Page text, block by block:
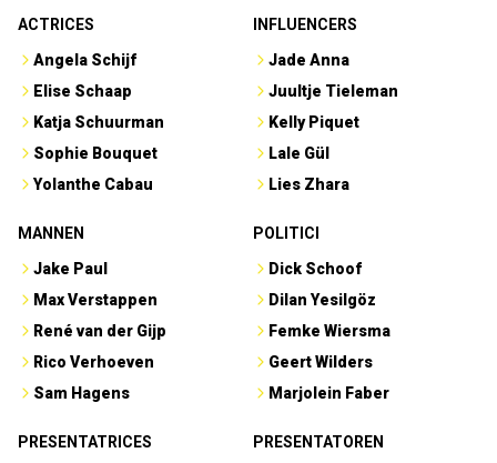
ACTRICES
Angela Schijf
Elise Schaap
Katja Schuurman
Sophie Bouquet
Yolanthe Cabau
INFLUENCERS
Jade Anna
Juultje Tieleman
Kelly Piquet
Lale Gül
Lies Zhara
MANNEN
Jake Paul
Max Verstappen
René van der Gijp
Rico Verhoeven
Sam Hagens
POLITICI
Dick Schoof
Dilan Yesilgöz
Femke Wiersma
Geert Wilders
Marjolein Faber
PRESENTATRICES
PRESENTATOREN